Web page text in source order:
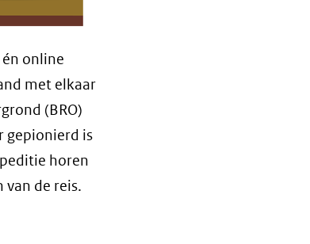
online
met elkaar
(BRO)
gepionierd is
horen
de reis.